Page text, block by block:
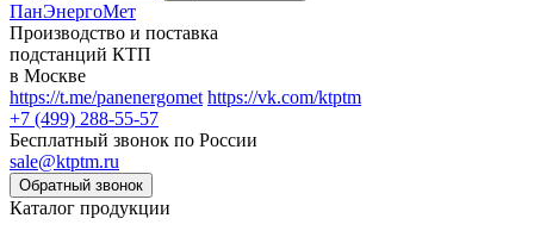
ПанЭнергоМет
Производство и поставка
подстанций КТП
в Москве
https://t.me/panenergomet https://vk.com/ktptm
+7 (499) 288-55-57
Бесплатный звонок по России
sale@ktptm.ru
Каталог продукции